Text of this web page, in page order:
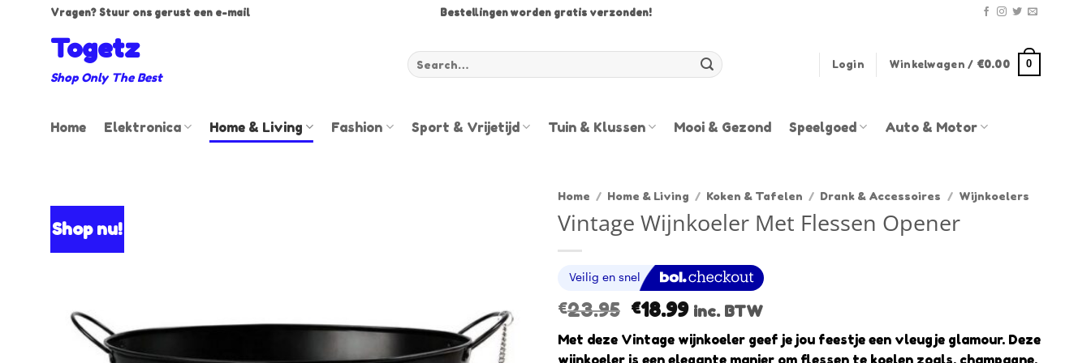
Vragen? Stuur ons gerust een e-mail Bestellingen worden gratis verzonden!
Togetz
Shop Only The Best
Zoeken
voor:
Login Winkelwagen / €0.00 0
Home Elektronica Home & Living Fashion Sport & Vrijetijd Tuin & Klussen Mooi & Gezond Speelgoed Auto & Motor
Shop nu!
Home / Home & Living / Koken & Tafelen / Drank & Accessoires / Wijnkoelers
Vintage Wijnkoeler Met Flessen Opener
€23.95 Original
price
was:
€18.99Current
price
is:
inc. BTW
Met deze Vintage wijnkoeler geef je jou feestje een vleugje glamour. Deze
wijnkoeler is een elegante manier om flessen te koelen zoals, champagne,